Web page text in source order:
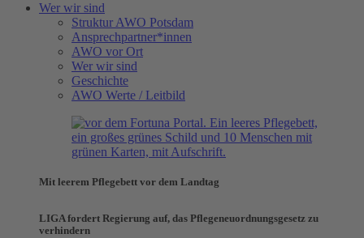
Wer wir sind
Struktur AWO Potsdam
Ansprechpartner*innen
AWO vor Ort
Wer wir sind
Geschichte
AWO Werte / Leitbild
Mit leerem Pflegebett vor dem Landtag
LIGA fordert Regierung auf, das Pflegeneuordnungsgesetz zu
verhindern